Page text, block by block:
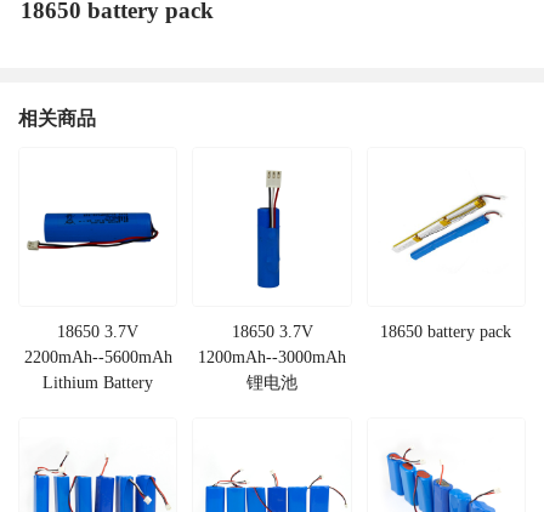
18650 battery pack
相关商品
18650 3.7V
2200mAh--5600mAh
Lithium Battery
18650 3.7V
1200mAh--3000mAh
锂电池
18650 battery pack